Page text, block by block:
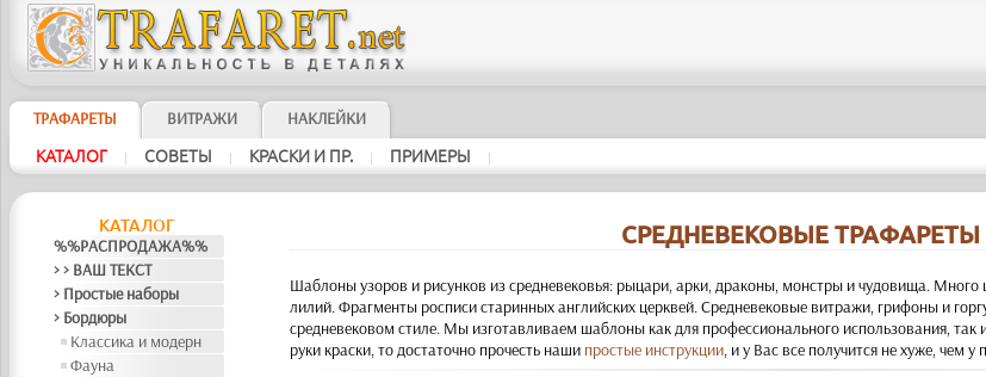
ТРАФАРЕТЫ ВИТРАЖИ НАКЛЕЙКИ
КАТАЛОГ | СОВЕТЫ | КРАСКИ И ПР. | ПРИМЕРЫ |
КАТАЛОГ
%%РАСПРОДАЖА%%
> > ВАШ ТЕКСТ
> Простые наборы
> Бордюры
Классика и модерн
Фауна
СРЕДНЕВЕКОВЫЕ ТРАФАРЕТЫ
Шаблоны узоров и рисунков из средневековья: рыцари, арки, драконы, монстры и чудовища. Много
лилий.Фрагменты росписи старинных английских церквей. Средневековые витражи, грифоны и
средневековом стиле. Мы изготавливаем шаблоны как для профессионального использования, так
руки краски, то достаточно прочесть наши простые инструкции, и у Вас все получится не хуже, чем у